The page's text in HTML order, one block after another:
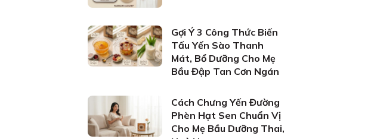
Gợi Ý 3 Công Thức Biến
Tấu Yến Sào Thanh
Mát, Bổ Dưỡng Cho Mẹ
Bầu Đập Tan Cơn Ngán
Cách Chưng Yến Đường
Phèn Hạt Sen Chuẩn Vị
Cho Mẹ Bầu Dưỡng Thai,